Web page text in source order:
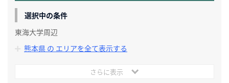
選択中の条件
東海大学周辺
熊本県 の エリアを全て表示する
さらに表示